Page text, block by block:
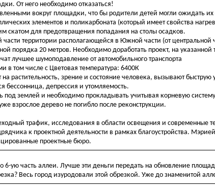
От него необходимо отказаться!
вокруг площадки, что бы родители детей могли ожидать их
элементов и поликарбоната (который имеет свойства
скатом для предотвращения попадания на столы осадков.
территории располагающейся в Южной части (от центральной
порядка 20 метров. Необходимо доработать проект, на
лучшее шумоподавление от автомобильного транспорта
в том числе с Цветовая температура: 6400К
растительность, зрение и состояние человека, вызывают быструю
бессонница, депрессия и утомляемость.
землей и необходимо прокладывать учитывая корневую
взрослое дерево не погибло после реконструкции.
трафик, исследования в области освещения и современные
к проектной деятельности в рамках благоустройства.
проектные бюро.
6-ую часть аллеи. Лучше эти деньги передать на обновление
Весь город изуродовали этой обрезкой. Уже до знаменитой